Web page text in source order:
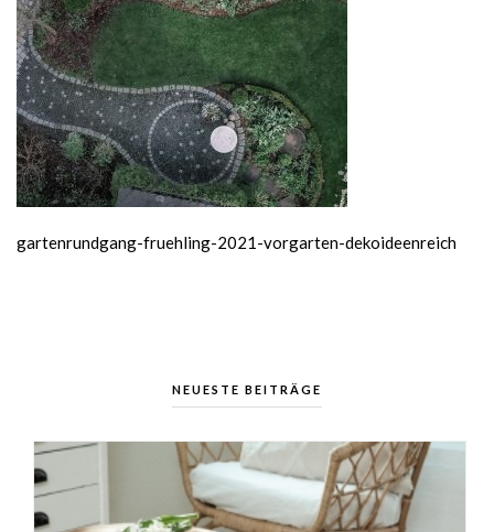
gartenrundgang-fruehling-2021-vorgarten-dekoideenreich
NEUESTE BEITRÄGE